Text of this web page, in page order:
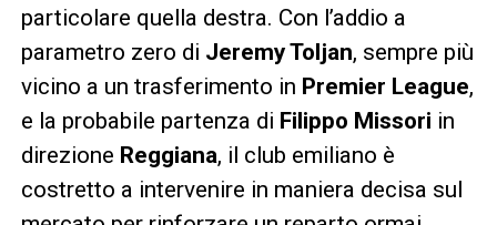
particolare quella destra. Con l’addio a
parametro zero di Jeremy Toljan, sempre più
vicino a un trasferimento in Premier League,
e la probabile partenza di Filippo Missori in
direzione Reggiana, il club emiliano è
costretto a intervenire in maniera decisa sul